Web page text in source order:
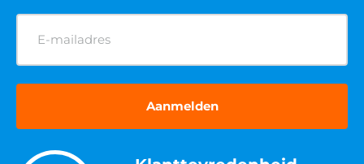
E-
mailadres
(Vereist)